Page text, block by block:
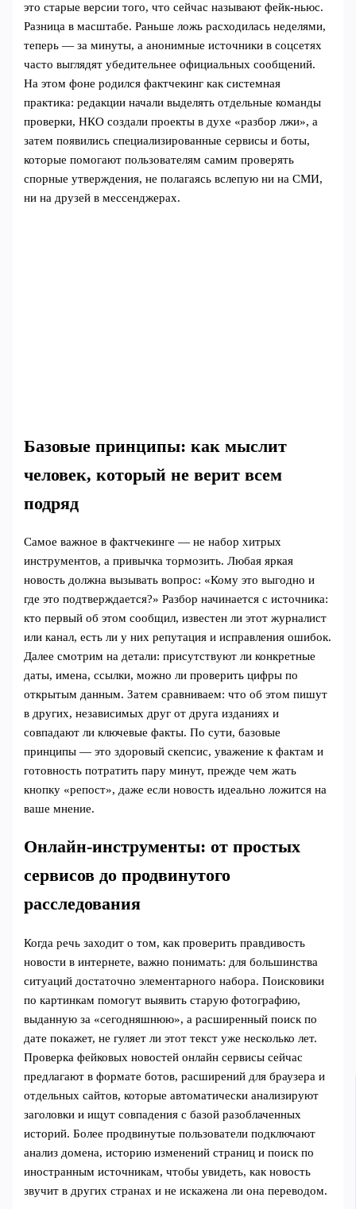
это старые версии того, что сейчас называют фейк-ньюс.
Разница в масштабе. Раньше ложь расходилась неделями,
теперь — за минуты, а анонимные источники в соцсетях
часто выглядят убедительнее официальных сообщений.
На этом фоне родился фактчекинг как системная
практика: редакции начали выделять отдельные команды
проверки, НКО создали проекты в духе «разбор лжи», а
затем появились специализированные сервисы и боты,
которые помогают пользователям самим проверять
спорные утверждения, не полагаясь вслепую ни на СМИ,
ни на друзей в мессенджерах.
Базовые принципы: как мыслит
человек, который не верит всем
подряд
Самое важное в фактчекинге — не набор хитрых
инструментов, а привычка тормозить. Любая яркая
новость должна вызывать вопрос: «Кому это выгодно и
где это подтверждается?» Разбор начинается с источника:
кто первый об этом сообщил, известен ли этот журналист
или канал, есть ли у них репутация и исправления ошибок.
Далее смотрим на детали: присутствуют ли конкретные
даты, имена, ссылки, можно ли проверить цифры по
открытым данным. Затем сравниваем: что об этом пишут
в других, независимых друг от друга изданиях и
совпадают ли ключевые факты. По сути, базовые
принципы — это здоровый скепсис, уважение к фактам и
готовность потратить пару минут, прежде чем жать
кнопку «репост», даже если новость идеально ложится на
ваше мнение.
Онлайн-инструменты: от простых
сервисов до продвинутого
расследования
Когда речь заходит о том, как проверить правдивость
новости в интернете, важно понимать: для большинства
ситуаций достаточно элементарного набора. Поисковики
по картинкам помогут выявить старую фотографию,
выданную за «сегодняшнюю», а расширенный поиск по
дате покажет, не гуляет ли этот текст уже несколько лет.
Проверка фейковых новостей онлайн сервисы сейчас
предлагают в формате ботов, расширений для браузера и
отдельных сайтов, которые автоматически анализируют
заголовки и ищут совпадения с базой разоблаченных
историй. Более продвинутые пользователи подключают
анализ домена, историю изменений страниц и поиск по
иностранным источникам, чтобы увидеть, как новость
звучит в других странах и не искажена ли она переводом.